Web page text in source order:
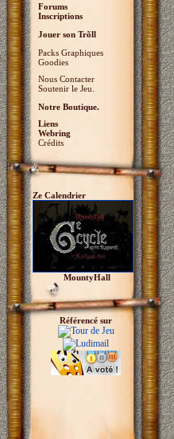
Forums
Inscriptions
Jouer son Trõll
Packs Graphiques
Goodies
Nous Contacter
Soutenir le Jeu.
Notre Boutique.
Liens
Webring
Crédits
Ze Calendrier
MountyHall
Référencé sur